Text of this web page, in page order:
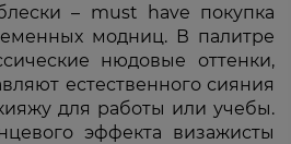
– must have покупка
модниц. В палитре
нюдовые оттенки,
естественного сияния
для работы или учебы.
эффекта визажисты